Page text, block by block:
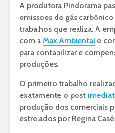
A produtora Pindorama
emissoes de gás
trabalhos que realiza. A
com a Max Ambiental e
para contabilizar e
produções.
O primeiro trabalho
exatamente o post
produção dos comerciais
estrelados por Regina Casé.